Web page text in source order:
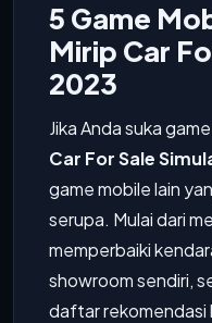
5 Game
Mirip Car
2023
Jika Anda suka
Car For Sale
game mobile lain
serupa. Mulai dari
memperbaiki
showroom sendiri,
daftar rekomendasi